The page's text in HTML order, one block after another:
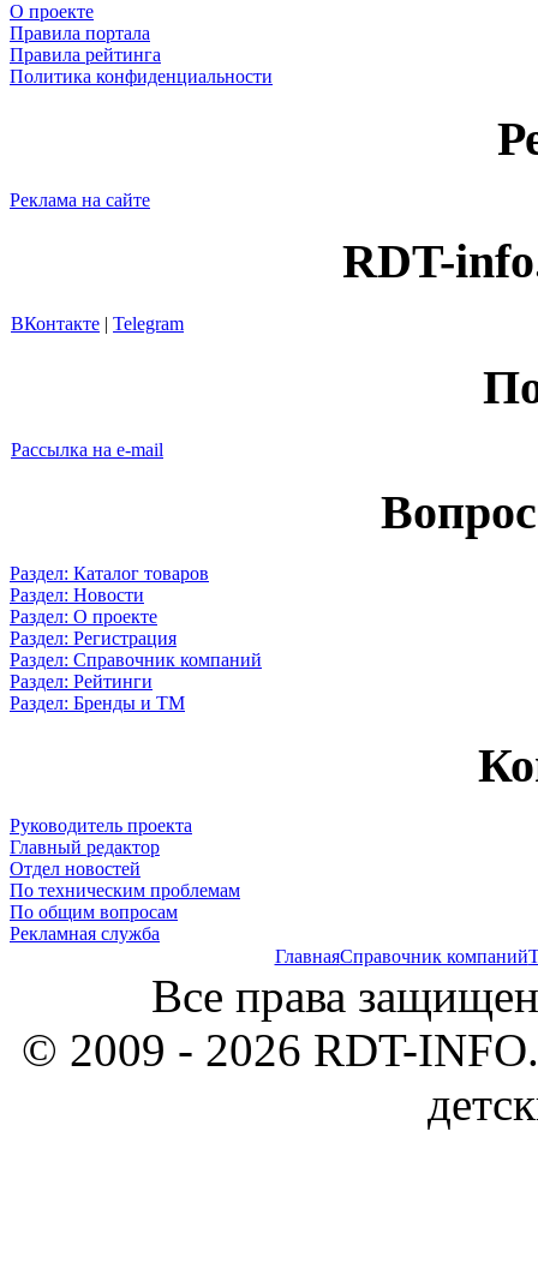
О проекте
Правила портала
Правила рейтинга
Политика конфиденциальности
Реклама на сайте
RDT-
ВКонтакте | Telegram
Рассылка на e-mail
Раздел: Каталог товаров
Раздел: Новости
Раздел: О проекте
Раздел: Регистрация
Раздел: Справочник компаний
Раздел: Рейтинги
Раздел: Бренды и ТМ
Руководитель проекта
Главный редактор
Отдел новостей
По техническим проблемам
По общим вопросам
Рекламная служба
ГлавнаяСправочник компаний
Все права
© 2009 - 2026 RDT-